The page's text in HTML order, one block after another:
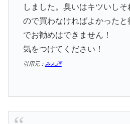
しました。臭いはキツいし
ので買わなければよかった
でお勧めはできません！
気をつけてください！
引用元： みん評